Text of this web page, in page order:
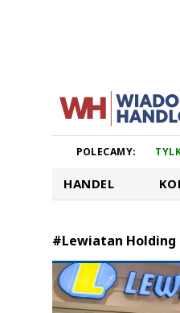
POLECAMY:
HANDEL
#Lewiatan Holding